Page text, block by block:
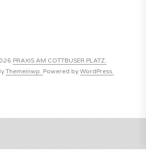
PRAXIS AM COTTBUSER PLATZ.
Themeinwp. Powered by WordPress.